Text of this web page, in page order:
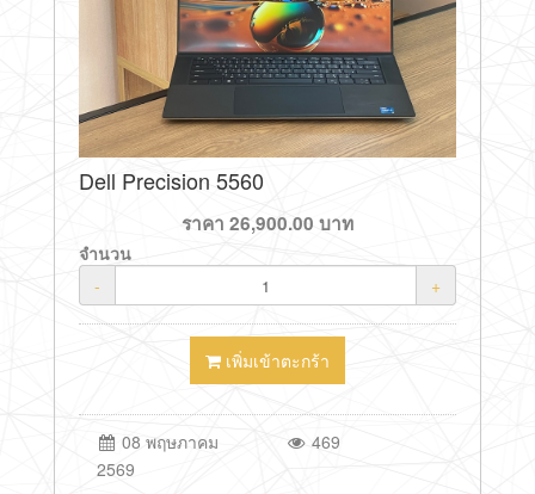
Dell Precision 5560
ราคา 26,900.00 บาท
จำนวน
-
+
เพิ่มเข้าตะกร้า
08 พฤษภาคม
2569
469